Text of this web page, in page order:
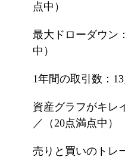
点中）
最大ドローダウン
中）
1年間の取引数：
資産グラフがキレ
／（20点満点中）
売りと買いのトレ